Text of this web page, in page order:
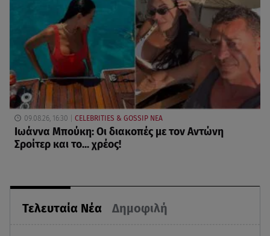
Τελευταία Νέα Δημοφιλή
09.08.26, 16:30 CELEBRITIES & GOSSIP ΝΕΑ
Ιωάννα Μπούκη: Οι διακοπές με τον Αντώνη
Σροίτερ και το... χρέος!